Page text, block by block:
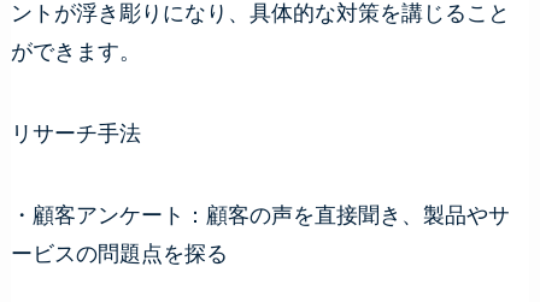
ントが浮き彫りになり、具体的な対策を講じること
ができます。
リサーチ手法
・顧客アンケート：顧客の声を直接聞き、製品やサ
ービスの問題点を探る